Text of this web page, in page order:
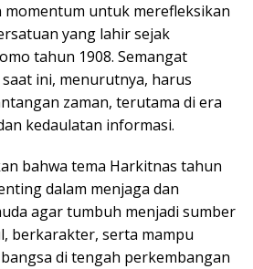
untuk merefleksikan
yang lahir sejak
tahun 1908. Semangat
ini, menurutnya, harus
zaman, terutama di era
kedaulatan informasi.
bahwa tema Harkitnas tahun
dalam menjaga dan
agar tumbuh menjadi sumber
berkarakter, serta mampu
di tengah perkembangan